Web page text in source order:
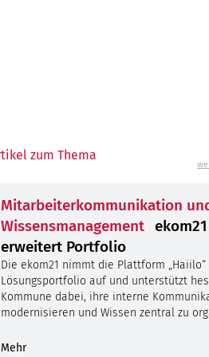
April
Juli
März
Juni
Juli
August
September
Oktober
März
Mai
Juni
Juli
August
September
Februar
April
Mai
Juni
Juli
August
Februar
März
April
Mai
Juni
Januar
Februar
März
April
Mai
zum Thema
Mitarbeiterkommunikation
Wissensmanagement ekom21
erweitert Portfolio
Die ekom21 nimmt die Plattform
Lösungsportfolio auf und unterstützt
Kommune dabei, ihre interne
modernisieren und Wissen zentral zu
Mehr